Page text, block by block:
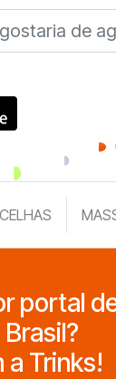
portal
a Trinks!